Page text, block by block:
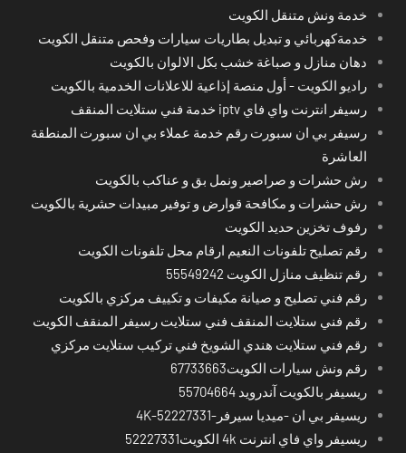
خدمة ونش متنقل الكويت
خدمةكهربائي و تبديل بطاريات سيارات وفحص متنقل الكويت
دهان منازل و صباغة خشب بكل الالوان بالكويت
راديو الكويت - أول منصة إذاعية للاعلانات الخدمية بالكويت
رسيفر انترنت واي فاي iptv خدمة فني ستلايت المنقف
رسيفر بي ان سبورت رقم خدمة عملاء بي ان سبورت المنطقة
العاشرة
رش حشرات و صراصير ونمل بق و عناكب بالكويت
رش حشرات و مكافحة قوارض و توفير مبيدات حشرية بالكويت
رفوف تخزين حديد الكويت
رقم تصليح تلفونات النعيم ارقام محل تلفونات الكويت
رقم تنظيف منازل الكويت 55549242
رقم فني تصليح و صيانة مكيفات و تكييف مركزي بالكويت
رقم فني ستلايت المنقف فني ستلايت رسيفر المنقف الكويت
رقم فني ستلايت هندي الشويخ فني تركيب ستلايت مركزي
رقم ونش سيارات الكويت67733663
ريسيفر بالكويت آندرويد 55704664
ريسيفر بي ان -ميديا سيرفر-4K-52227331
ريسيفر واي فاي انترنت 4k الكويت52227331